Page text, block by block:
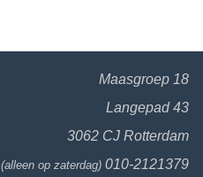
Maasgroep 18
Langepad 43
3062 CJ Rotterdam
(alleen op zaterdag)010-2121379